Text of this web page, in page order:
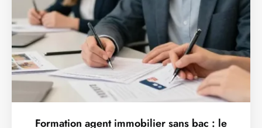
Formation agent immobilier sans bac : le